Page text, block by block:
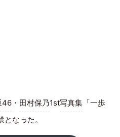
46 ・ 田村保乃1st写真集 「一歩
なった。